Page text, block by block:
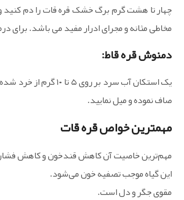
چهار تا هشت گرم برگ خشک قره قات را دم کنید
مخاطی مثانه و مجرای ادرار مفید می باشد. برای
دمنوش قره قاط:
صاف نموده و میل نمایید.
مهمترین خواص قره قات
مهم‌ترین خاصیت آن کاهش قندخون و کاهش
این گیاه موجب تصفیه خون می‌‌شود.
مقوی جگر و دل است.